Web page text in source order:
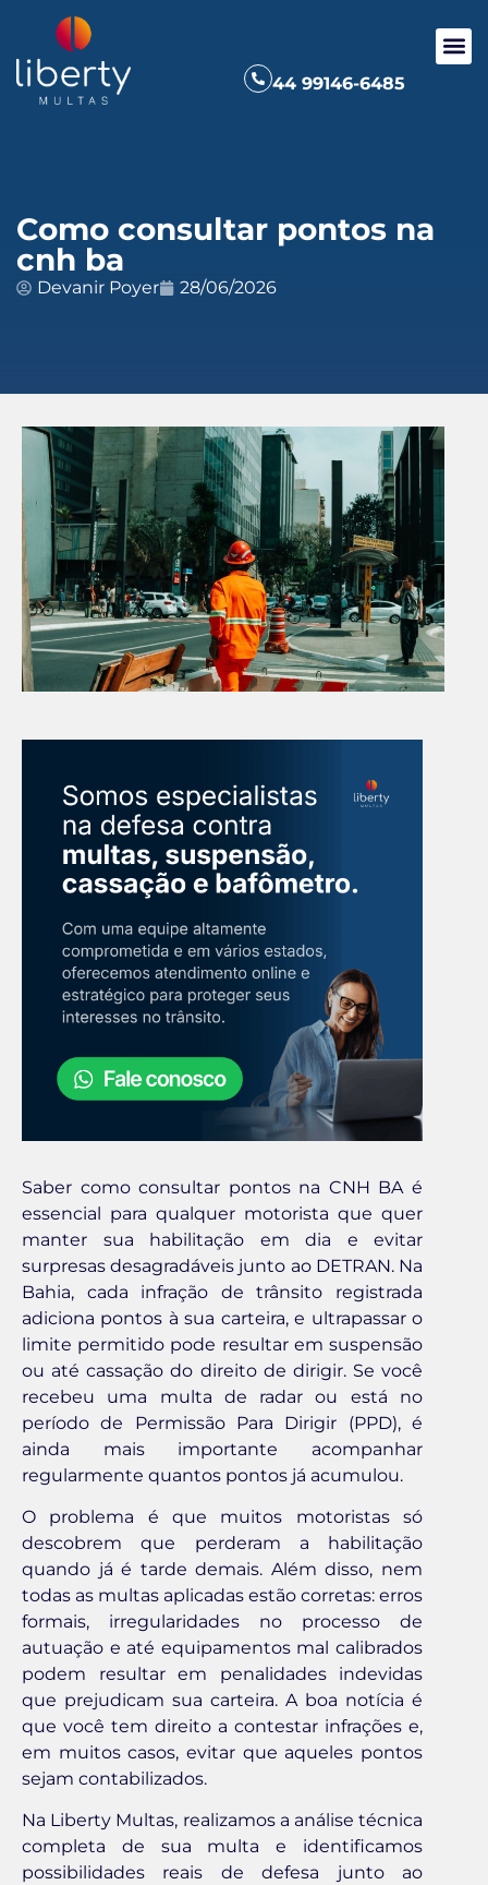
44 99146-6485
Como consultar pontos na
cnh ba
Devanir Poyer 28/06/2026
Saber como consultar pontos na CNH BA é
essencial para qualquer motorista que quer
manter sua habilitação em dia e evitar
surpresas desagradáveis junto ao DETRAN. Na
Bahia, cada infração de trânsito registrada
adiciona pontos à sua carteira, e ultrapassar o
limite permitido pode resultar em suspensão
ou até cassação do direito de dirigir. Se você
recebeu uma multa de radar ou está no
período de Permissão Para Dirigir (PPD), é
ainda mais importante acompanhar
regularmente quantos pontos já acumulou.
O problema é que muitos motoristas só
descobrem que perderam a habilitação
quando já é tarde demais. Além disso, nem
todas as multas aplicadas estão corretas: erros
formais, irregularidades no processo de
autuação e até equipamentos mal calibrados
podem resultar em penalidades indevidas
que prejudicam sua carteira. A boa notícia é
que você tem direito a contestar infrações e,
em muitos casos, evitar que aqueles pontos
sejam contabilizados.
Na Liberty Multas, realizamos a análise técnica
completa de sua multa e identificamos
possibilidades reais de defesa junto ao